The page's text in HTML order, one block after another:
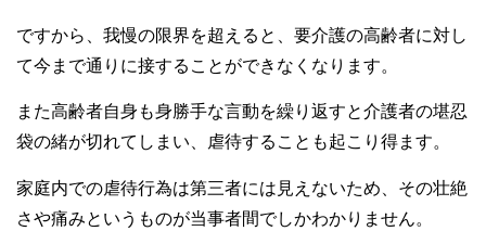
ですから、我慢の限界を超えると、要介護の高齢者に対し
て今まで通りに接することができなくなります。
また高齢者自身も身勝手な言動を繰り返すと介護者の堪忍
袋の緒が切れてしまい、虐待することも起こり得ます。
家庭内での虐待行為は第三者には見えないため、その壮絶
さや痛みというものが当事者間でしかわかりません。